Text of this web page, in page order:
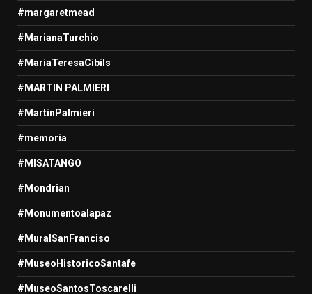
#margaretmead
#MarianaTurchio
#MariaTeresaCibils
#MARTIN PALMIERI
#MartinPalmieri
#memoria
#MISATANGO
#Mondrian
#Monumentoalapaz
#MuralSanFranciso
#MuseoHistoricoSantafe
#MuseoSantosToscarelli